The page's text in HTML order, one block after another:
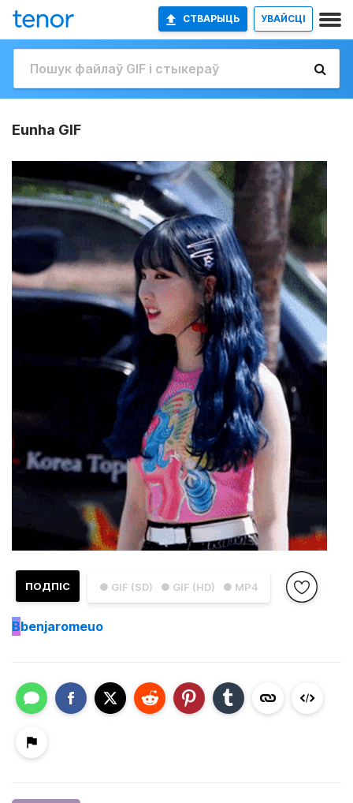
СТВАРЫЦЬ УВАЙСЦІ
Eunha GIF
● GIF (SD) ● GIF (HD) ● MP4
ПОДПІС
Bbenjaromeuo